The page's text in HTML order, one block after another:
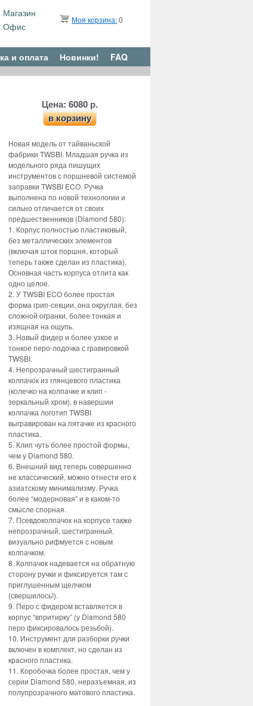
Магазин
Офис
Моя корзина:0
и оплата Новинки! FAQ
Цена: 6080 р.
в корзину
Новая модель от тайваньской
фабрики TWSBI. Младшая ручка из
модельного ряда пишущих
инструментов c поршневой системой
заправки TWSBI ECO. Ручка
выполнена по новой технологии и
сильно отличается от своих
предшественников (Diamond 580):
1. Корпус полностью пластиковый,
без металлических элементов
(включая шток поршня, который
теперь также сделан из пластика).
Основная часть корпуса отлита как
одно целое.
2. У TWSBI ECO более простая
форма грип-секции, она округлая, без
сложной огранки, более тонкая и
изящная на ощупь.
3. Новый фидер и более узкое и
тонкое перо-лодочка с гравировкой
TWSBI.
4. Непрозрачный шестигранный
колпачок из глянцевого пластика
(колечко на колпачке и клип -
зеркальный хром), в навершии
колпачка логотип TWSBI
выгравирован на пятачке из красного
пластика.
5. Клип чуть более простой формы,
чем у Diamond 580.
6. Внешний вид теперь совершенно
не классический, можно отнести его к
азиатскому минимализму. Ручка
более “модерновая” и в каком-то
смысле спорная.
7. Псевдоколпачок на корпусе также
непрозрачный, шестигранный,
визуально рифмуется с новым
колпачком.
8. Колпачок надевается на обратную
сторону ручки и фиксируется там с
приглушенным щелчком
(свершилось!).
9. Перо с фидером вставляется в
корпус “впритирку” (у Diamond 580
перо фиксировалось резьбой).
10. Инструмент для разборки ручки
включен в комплект, но сделан из
красного пластика.
11. Коробочка более простая, чем у
серии Diamond 580, неразъемная, из
полупрозрачного матового пластика.